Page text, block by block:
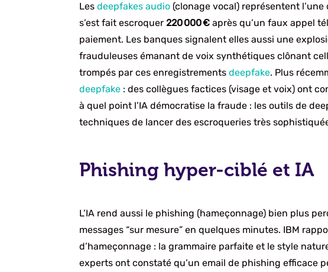
Lesdeepfakes audio (clonage vocal) représentent
s’est fait escroquer220 000 € après qu’un faux appel
paiement. Les banques signalent elles aussi une
frauduleuses émanant de voix synthétiques clônant
trompés par ces enregistrementsdeepfake. Plus
deepfake : des collègues factices (visage et voix) ont
à quel point l’IA démocratise la fraude : les outils de
techniques de lancer des escroqueries très
Phishing hyper-ciblé et IA
L’IA rend aussi le phishing (hameçonnage) bien plus
messages “sur mesure” en quelques minutes. IBM
d’hameçonnage : la grammaire parfaite et le style
experts ont constaté qu’un email de phishing efficace